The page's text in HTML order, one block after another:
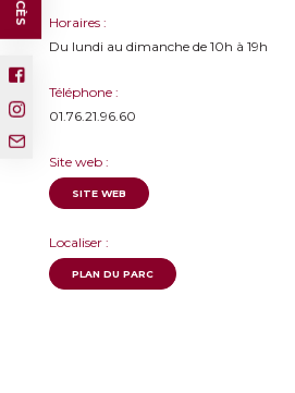
Horaires :
Du lundi au dimanche de 10h à 19h
Téléphone :
01.76.21.96.60
Site web :
SITE WEB
Localiser :
PLAN DU PARC